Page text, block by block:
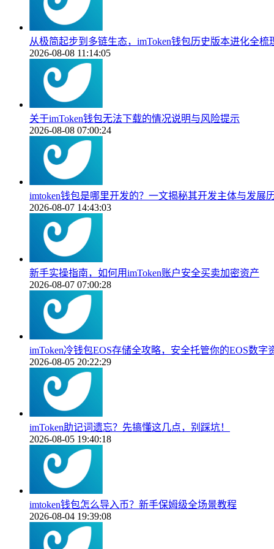
从极简起步到多链生态，imToken钱包历史版本进化全梳
2026-08-08 11:14:05
关于imToken钱包无法下载的情况说明与风险提示
2026-08-08 07:00:24
imtoken钱包是哪里开发的？一文揭秘其开发主体与发展
2026-08-07 14:43:03
新手实操指南，如何用imToken账户安全买卖加密资产
2026-08-07 07:00:28
imToken冷钱包EOS存储全攻略，安全托管你的EOS数字
2026-08-05 20:22:29
imToken助记词遗忘？先搞懂这几点，别踩坑！
2026-08-05 19:40:18
imtoken钱包怎么导入币？新手保姆级全场景教程
2026-08-04 19:39:08